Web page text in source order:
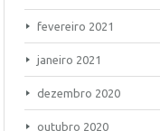
fevereiro 2021
janeiro 2021
dezembro 2020
outubro 2020